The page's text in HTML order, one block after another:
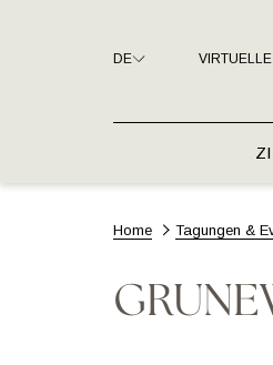
DE
Home Tagungen &